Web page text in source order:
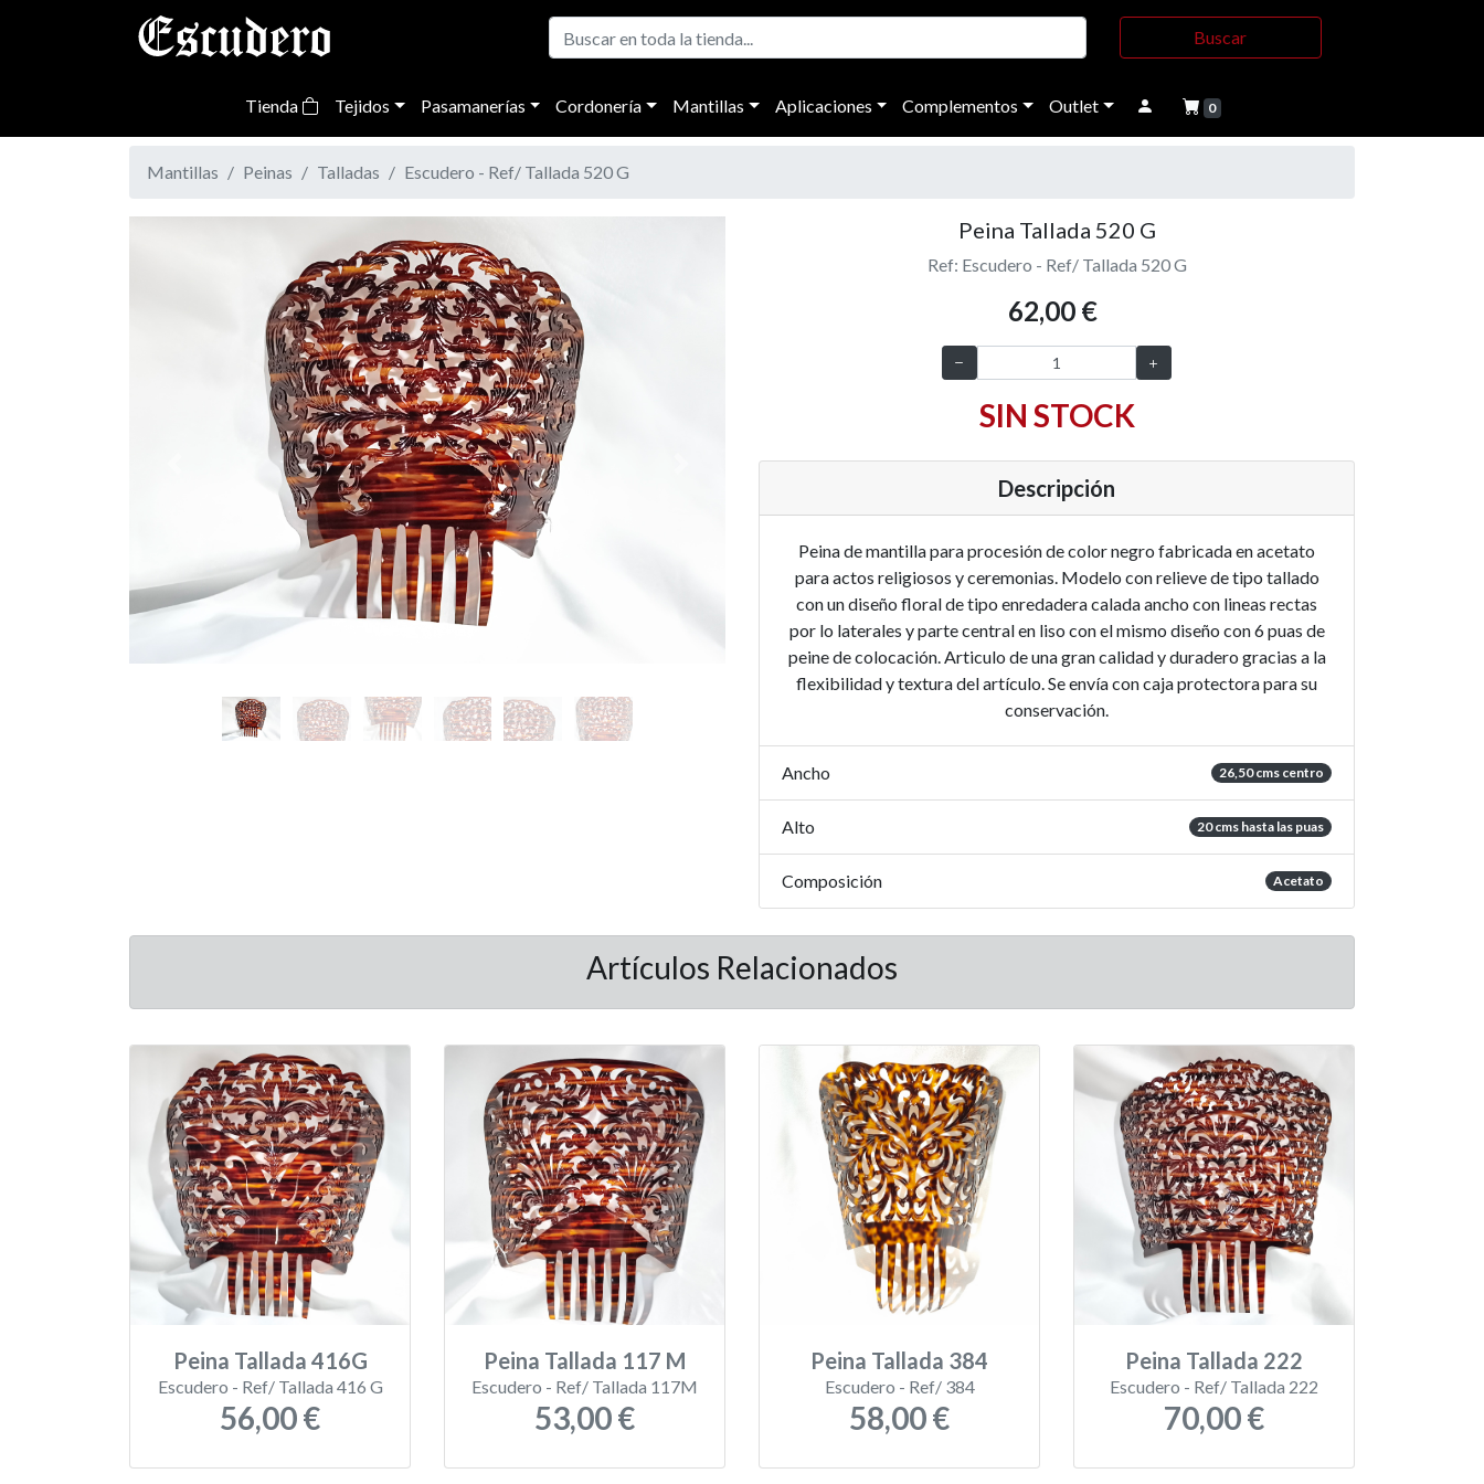
Buscar
Tienda Tejidos Pasamanerías Cordonería Mantillas Aplicaciones Complementos Outlet 0
Mantillas Peinas Talladas Escudero - Ref/ Tallada 520 G
Peina Tallada 520 G
Ref: Escudero - Ref/ Tallada 520 G
62,00 €
SIN STOCK
Descripción
Peina de mantilla para procesión de color negro fabricada en acetato
para actos religiosos y ceremonias. Modelo con relieve de tipo tallado
con un diseño floral de tipo enredadera calada ancho con lineas rectas
por lo laterales y parte central en liso con el mismo diseño con 6 puas de
peine de colocación. Articulo de una gran calidad y duradero gracias a la
flexibilidad y textura del artículo. Se envía con caja protectora para su
conservación.
Ancho 26,50 cms centro
Alto 20 cms hasta las puas
Composición Acetato
Artículos Relacionados
Peina Tallada 416G
Escudero - Ref/ Tallada 416 G
56,00 €
Peina Tallada 117 M
Escudero - Ref/ Tallada 117M
53,00 €
Peina Tallada 384
Escudero - Ref/ 384
58,00 €
Peina Tallada 222
Escudero - Ref/ Tallada 222
70,00 €